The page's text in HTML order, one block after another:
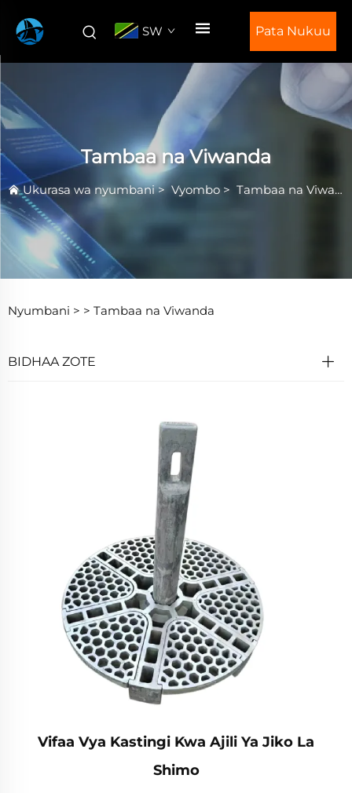
SW Pata Nukuu
Tambaa na Viwanda
Ukurasa wa nyumbani>Vyombo > Tambaa na Viwanda
Nyumbani > > Tambaa na Viwanda
BIDHAA ZOTE
Vifaa Vya Kastingi Kwa Ajili Ya Jiko La
Shimo